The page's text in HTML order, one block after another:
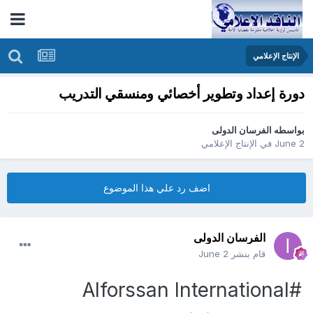
الإنتاج الإعلامي
دورة إعداد وتطوير أخصائي ومنسقي التدريب
بواسطهالفرسان الدولى
June 2في الإنتاج الإعلامي
اضف رد علي هذا الموضوع
الفرسان الدولى
قام بنشر June 2
#Alforssan International